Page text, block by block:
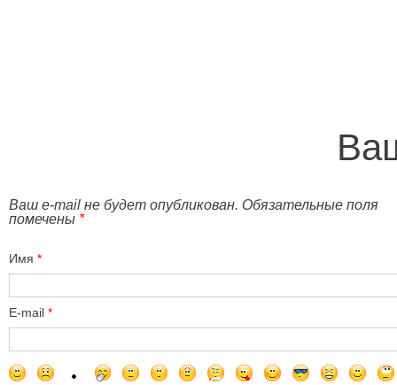
Ваш e-mail не будет опубликован. Обязательные поля
помечены *
Имя *
E-mail *